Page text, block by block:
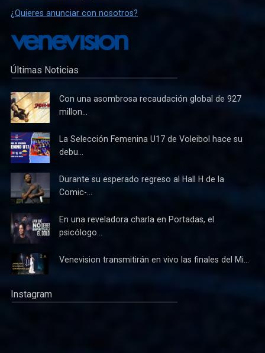
¿Quieres anunciar con nosotros?
Últimas Noticias
Con una asombrosa recaudación global de 927
millon...
La Selección Femenina U17 de Voleibol hace su
debu...
Durante su esperado regreso al Hall H de la
Comic-...
En una reveladora charla en Portadas, el
psicólogo...
Venevision transmitirán en vivo las finales del Mi...
Instagram